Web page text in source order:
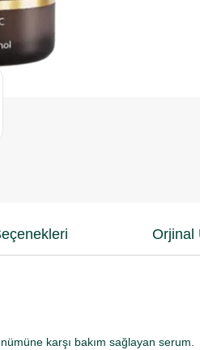
Orjinal
karşı bakım sağlayan serum.